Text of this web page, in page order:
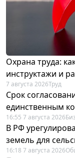
Охрана труда:
инструктажи и
7 августа 2026Труд
Срок
единственным
16:55 7 августа 2026
В РФ
земель для
16:18 7 августа 2026